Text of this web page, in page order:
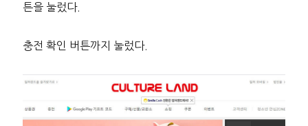
튼을 눌렀다.
충전 확인 버튼까지 눌렀다.